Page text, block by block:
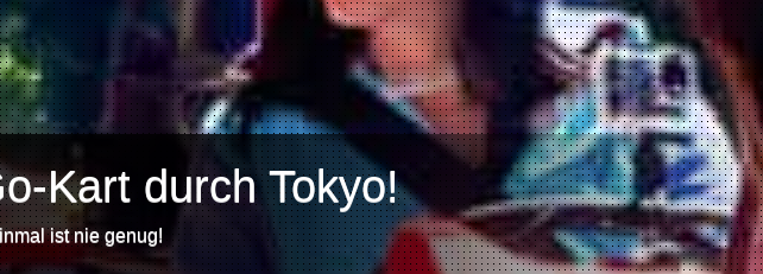
Kart durch Tokyo!
ist nie genug!